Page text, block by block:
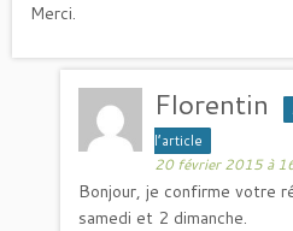
Merci.
Florentin
l’article
20 février 2015 à
Bonjour, je confirme votre
samedi et 2 dimanche.